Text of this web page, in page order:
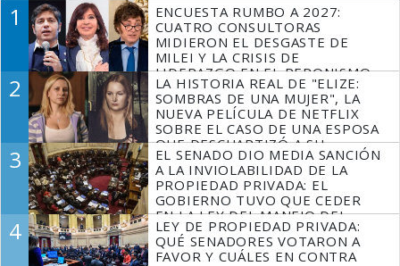
1
ENCUESTA RUMBO A 2027:
CUATRO CONSULTORAS
MIDIERON EL DESGASTE DE
MILEI Y LA CRISIS DE
LIDERAZGO EN EL PERONISMO
2
LA HISTORIA REAL DE "ELIZE:
SOMBRAS DE UNA MUJER", LA
NUEVA PELÍCULA DE NETFLIX
SOBRE EL CASO DE UNA ESPOSA
QUE DESCUARTIZÓ A SU
MARIDO
3
EL SENADO DIO MEDIA SANCIÓN
A LA INVIOLABILIDAD DE LA
PROPIEDAD PRIVADA: EL
GOBIERNO TUVO QUE CEDER
EN LA LEY DEL MANEJO DEL
FUEGO
4
LEY DE PROPIEDAD PRIVADA:
QUÉ SENADORES VOTARON A
FAVOR Y CUÁLES EN CONTRA